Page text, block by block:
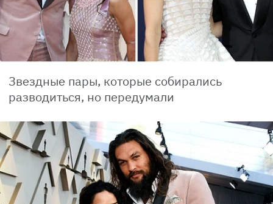
Звездные пары, которые собирались
разводиться, но передумали